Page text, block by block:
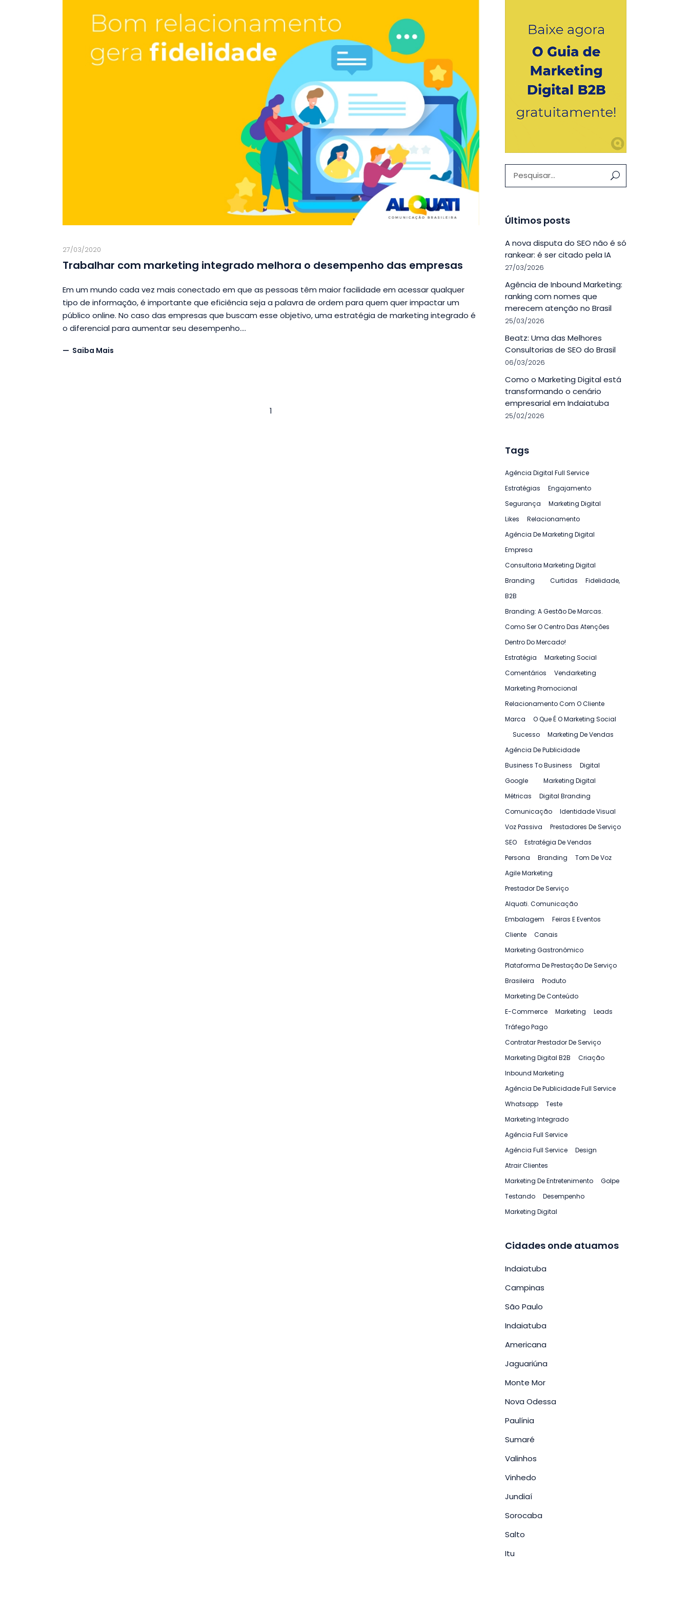
27/03/2020
Trabalhar com marketing integrado melhora o desempenho das empresas
Em um mundo cada vez mais conectado em que as pessoas têm maior facilidade em acessar qualquer
tipo de informação, é importante que eficiência seja a palavra de ordem para quem quer impactar um
público online. No caso das empresas que buscam esse objetivo, uma estratégia de marketing integrado é
o diferencial para aumentar seu desempenho.
Saiba Mais
1
Pesquisar:
Últimos posts
A nova disputa do SEO não é só
rankear: é ser citado pela IA
27/03/2026
Agência de Inbound Marketing:
ranking com nomes que
merecem atenção no Brasil
25/03/2026
Beatz: Uma das Melhores
Consultorias de SEO do Brasil
06/03/2026
Como o Marketing Digital está
transformando o cenário
empresarial em Indaiatuba
25/02/2026
Tags
Agência Digital Full Service
Estratégias
Engajamento
Segurança
Marketing Digital
Likes
Relacionamento
Agência De Marketing Digital
Empresa
Consultoria Marketing Digital
Branding
Curtidas
Fidelidade,
B2B
Branding: A Gestão De Marcas.
Como Ser O Centro Das Atenções
Dentro Do Mercado!
Estratégia
Marketing Social
Comentários
Vendarketing
Marketing Promocional
Relacionamento Com O Cliente
Marca
O Que É O Marketing Social
Sucesso
Marketing De Vendas
Agência De Publicidade
Business To Business
Digital
Google
Marketing Digital
Métricas
Digital Branding
Comunicação
Identidade Visual
Voz Passiva
Prestadores De Serviço
SEO
Estratégia De Vendas
Persona
Branding
Tom De Voz
Agile Marketing
Prestador De Serviço
Alquati. Comunicação
Embalagem
Feiras E Eventos
Cliente
Canais
Marketing Gastronômico
Plataforma De Prestação De Serviço
Brasileira
Produto
Marketing De Conteúdo
E-Commerce
Marketing
Leads
Tráfego Pago
Contratar Prestador De Serviço
Marketing Digital B2B
Criação
Inbound Marketing
Agência De Publicidade Full Service
Whatsapp
Teste
Marketing Integrado
Agência Full Service
Agência Full Service
Design
Atrair Clientes
Marketing De Entretenimento
Golpe
Testando
Desempenho
Marketing Digital
Cidades onde atuamos
Indaiatuba
Campinas
São Paulo
Indaiatuba
Americana
Jaguariúna
Monte Mor
Nova Odessa
Paulínia
Sumaré
Valinhos
Vinhedo
Jundiaí
Sorocaba
Salto
Itu